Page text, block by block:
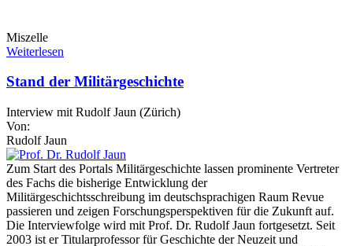
Miszelle
Weiterlesen
Stand der Militärgeschichte
Interview mit Rudolf Jaun (Zürich)
Von:
Rudolf Jaun
Zum Start des Portals Militärgeschichte lassen prominente Vertreter
des Fachs die bisherige Entwicklung der
Militärgeschichtsschreibung im deutschsprachigen Raum Revue
passieren und zeigen Forschungsperspektiven für die Zukunft auf.
Die Interviewfolge wird mit Prof. Dr. Rudolf Jaun fortgesetzt. Seit
2003 ist er Titularprofessor für Geschichte der Neuzeit und